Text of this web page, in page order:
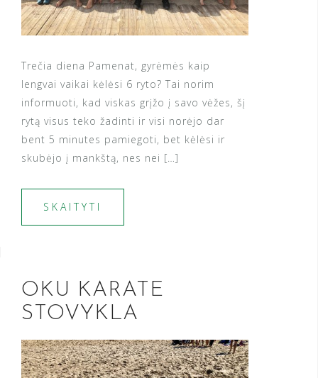
Trečia diena Pamenat, gyrėmės kaip
lengvai vaikai kėlėsi 6 ryto? Tai norim
informuoti, kad viskas grįžo į savo vėžes, šį
rytą visus teko žadinti ir visi norėjo dar
bent 5 minutes pamiegoti, bet kėlėsi ir
skubėjo į mankštą, nes nei […]
SKAITYTI
OKU KARATE
STOVYKLA